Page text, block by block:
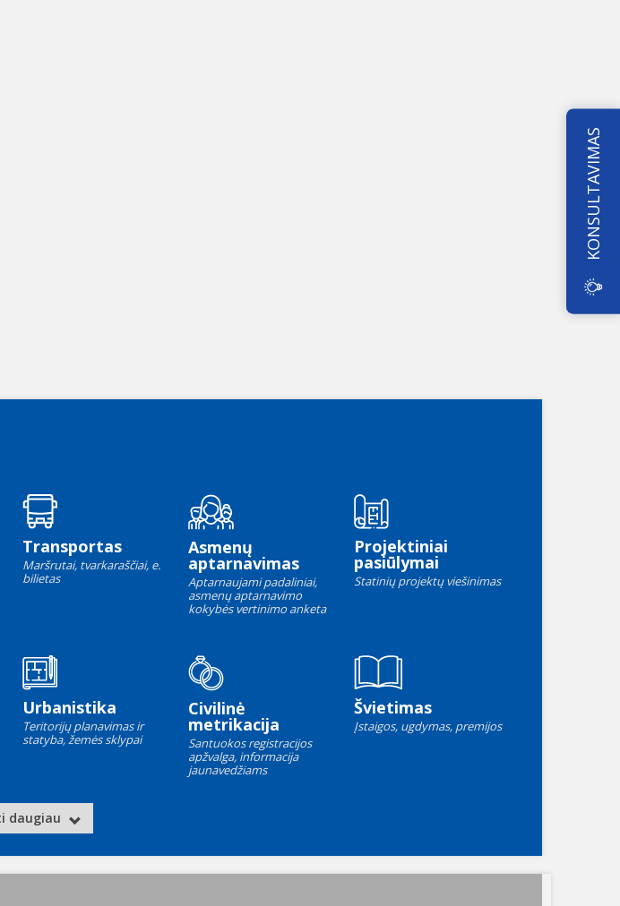
Transportas
Maršrutai, tvarkaraščiai, e.
bilietas
Asmenų
aptarnavimas
Aptarnaujami padaliniai,
asmenų aptarnavimo
kokybės vertinimo anketa
Projektiniai
pasiūlymai
Statinių projektų viešinimas
Urbanistika
Teritorijų planavimas ir
statyba, žemės sklypai
Civilinė
metrikacija
Santuokos registracijos
apžvalga, informacija
jaunavedžiams
Švietimas
Įstaigos, ugdymas, premijos
daugiau
KONSULTAVIMAS